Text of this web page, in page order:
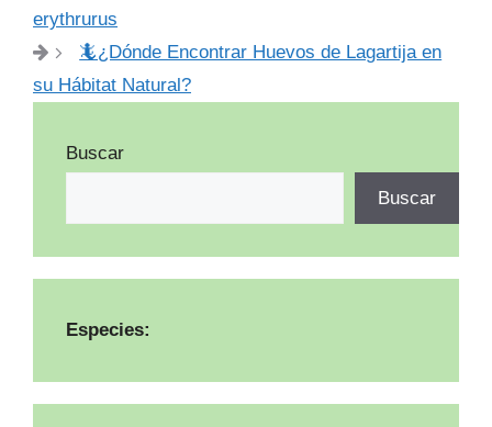
erythrurus
🦎¿Dónde Encontrar Huevos de Lagartija en
su Hábitat Natural?
Buscar
Buscar
Especies: